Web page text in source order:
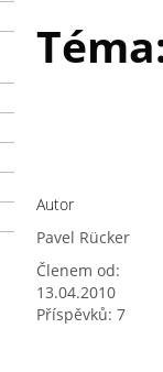
Autor
Pavel Rücker
Členem od:
13.04.2010
Příspěvků: 7